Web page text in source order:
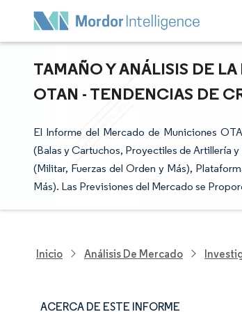
TAMAÑO Y ANÁLISIS DE
OTAN - TENDENCIAS DE
El Informe del Mercado de Municiones
(Balas y Cartuchos, Proyectiles de Artillería
(Militar, Fuerzas del Orden y Más),
Más). Las Previsiones del Mercado se
Inicio Análisis De Mercado
ACERCA DE ESTE INFORME